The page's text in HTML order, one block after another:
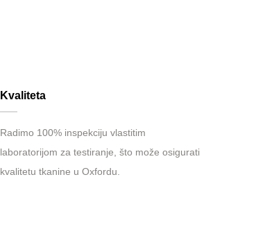
Kvaliteta
Radimo 100% inspekciju vlastitim
laboratorijom za testiranje, što može osigurati
kvalitetu tkanine u Oxfordu.